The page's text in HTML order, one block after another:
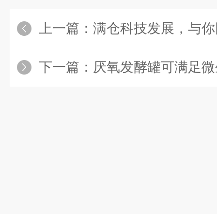
上一篇： 满仓科技发展，与
下一篇： 厌氧发酵罐可满足